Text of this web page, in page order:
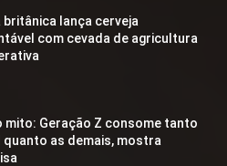
britânica lança cerveja
com cevada de agricultura
mito: Geração Z consome tanto
quanto as demais, mostra